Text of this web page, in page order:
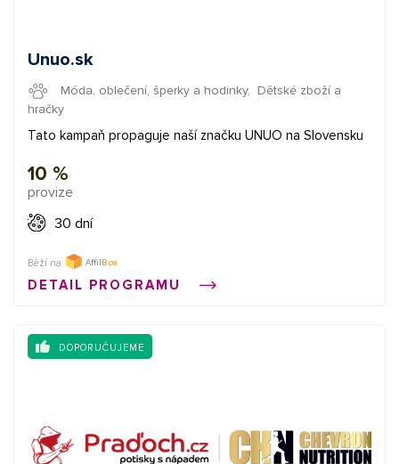
Unuo.sk
Móda, oblečení, šperky a hodinky, Dětské zboží a
hračky
Tato kampaň propaguje naší značku UNUO na Slovensku
10 %
provize
30 dní
Běží na
DETAIL PROGRAMU
DOPORUČUJEME